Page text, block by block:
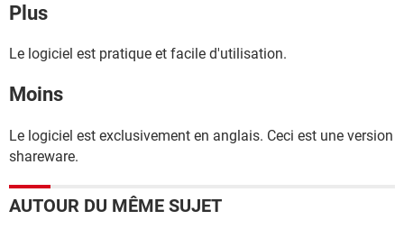
Plus
Le logiciel est pratique et facile d'utilisation.
Moins
Le logiciel est exclusivement en anglais. Ceci est une version
shareware.
AUTOUR DU MÊME SUJET